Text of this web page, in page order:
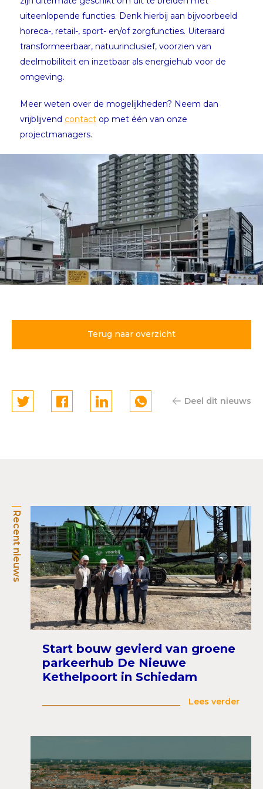
uiteenlopende functies. Denk hierbij aan bijvoorbeeld
horeca-, retail-, sport- en/of zorgfuncties. Uiteraard
transformeerbaar, natuurinclusief, voorzien van
deelmobiliteit en inzetbaar als energiehub voor de
omgeving.
Meer weten over de mogelijkheden? Neem dan
vrijblijvend contact op met één van onze
projectmanagers.
in
Terug naar overzicht
Deel dit nieuws
Recent nieuws
Start bouw gevierd van groene
parkeerhub De Nieuwe
Kethelpoort in Schiedam
Lees verder